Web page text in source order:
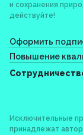
и сохранения
действуйте!
Оформить
Повышение
Исключительные
принадлежат